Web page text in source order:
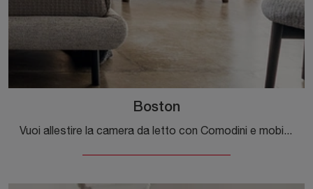
Boston
Vuoi allestire la camera da letto con Comodini e mobili con cassetti di Calligaris? Eccoti il modello Boston in legno per spazi moderni.